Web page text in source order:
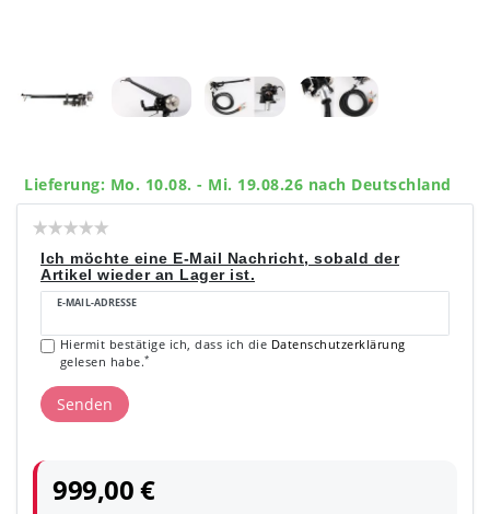
Lieferung: Mo. 10.08. - Mi. 19.08.26 nach Deutschland
Ich möchte eine E-Mail Nachricht, sobald der
Artikel wieder an Lager ist.
E-MAIL-ADRESSE
Hiermit bestätige ich, dass ich die Daten­schutz­erklärung
gelesen habe.*
Senden
999,00 €